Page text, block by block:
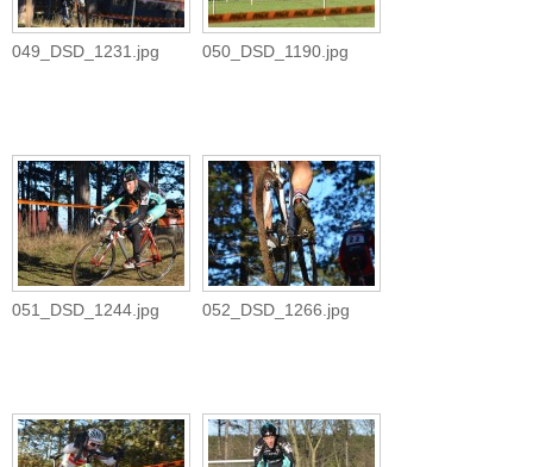
049_DSD_1231.jpg 050_DSD_1190.jpg
051_DSD_1244.jpg 052_DSD_1266.jpg